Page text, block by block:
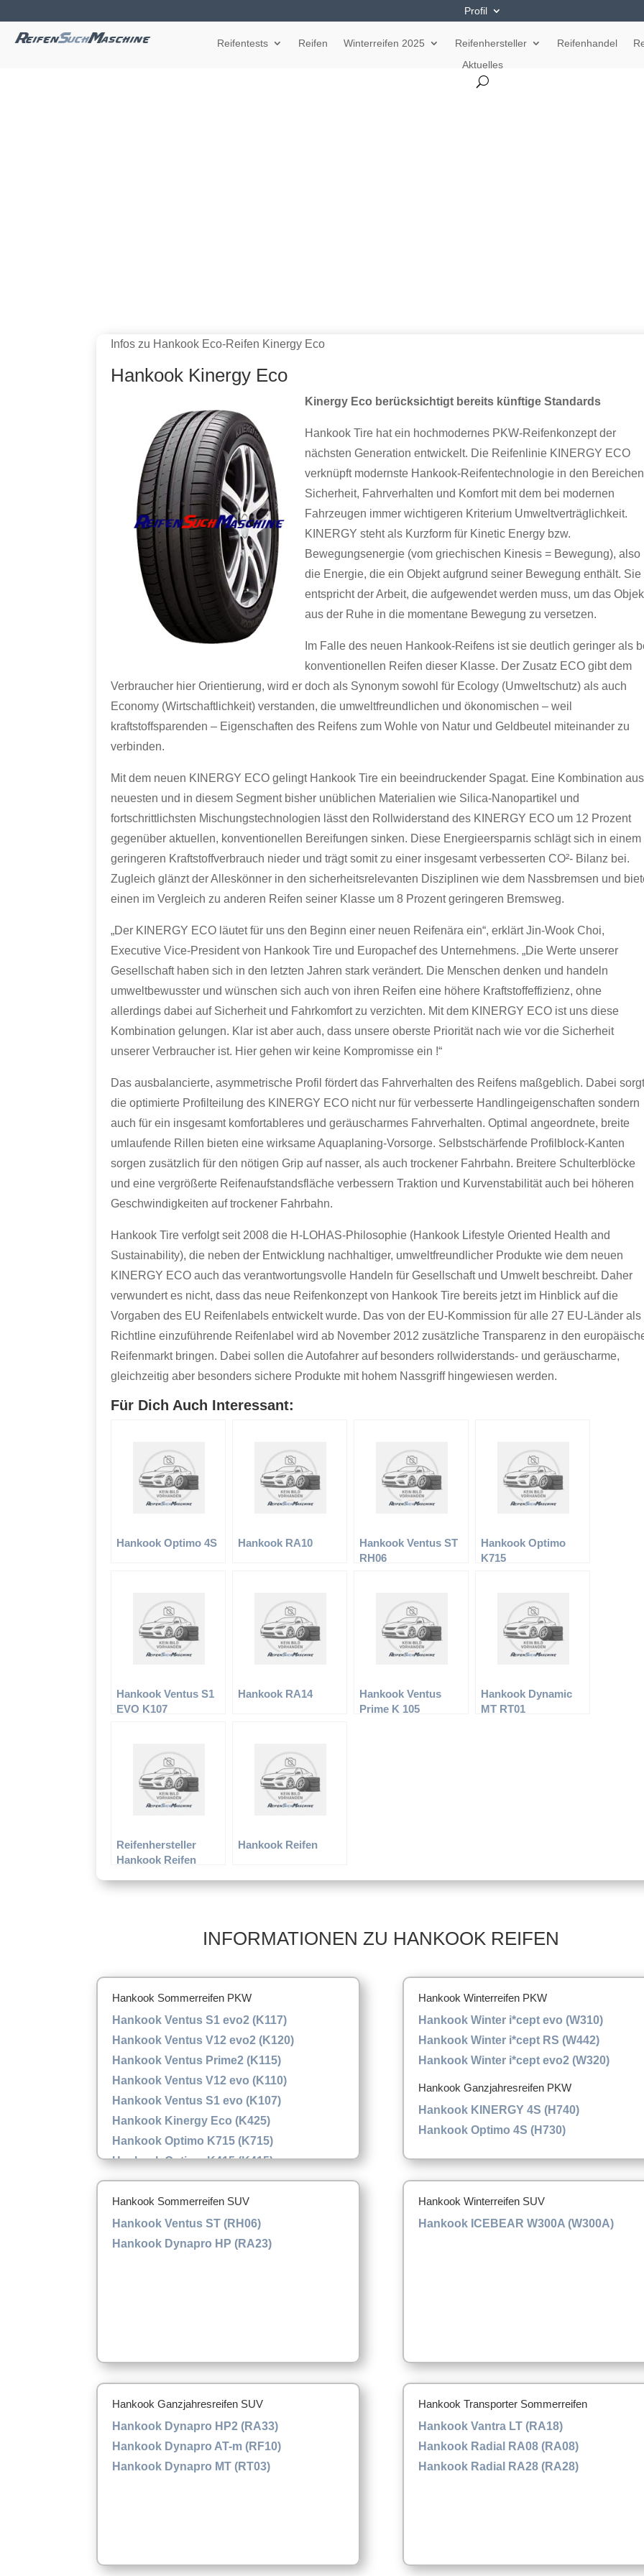
Profil
Reifentests Reifen Winterreifen 2025 Reifenhersteller Reifenhandel
Aktuelles
Infos zu Hankook Eco-Reifen Kinergy Eco
Hankook Kinergy Eco
Kinergy Eco berücksichtigt bereits künftige Standards
Hankook Tire hat ein hochmodernes PKW-Reifenkonzept der
nächsten Generation entwickelt. Die Reifenlinie KINERGY ECO
verknüpft modernste Hankook-Reifentechnologie in den Bereichen
Sicherheit, Fahrverhalten und Komfort mit dem bei modernen
Fahrzeugen immer wichtigeren Kriterium Umweltverträglichkeit.
KINERGY steht als Kurzform für Kinetic Energy bzw.
Bewegungsenergie (vom griechischen Kinesis = Bewegung), also
die Energie, die ein Objekt aufgrund seiner Bewegung enthält. Sie
entspricht der Arbeit, die aufgewendet werden muss, um das
aus der Ruhe in die momentane Bewegung zu versetzen.
Im Falle des neuen Hankook-Reifens ist sie deutlich geringer als
konventionellen Reifen dieser Klasse. Der Zusatz ECO gibt dem
Verbraucher hier Orientierung, wird er doch als Synonym sowohl für Ecology (Umweltschutz) als auch
Economy (Wirtschaftlichkeit) verstanden, die umweltfreundlichen und ökonomischen – weil
kraftstoffsparenden – Eigenschaften des Reifens zum Wohle von Natur und Geldbeutel miteinander zu
verbinden.
Mit dem neuen KINERGY ECO gelingt Hankook Tire ein beeindruckender Spagat. Eine Kombination aus
neuesten und in diesem Segment bisher unüblichen Materialien wie Silica-Nanopartikel und
fortschrittlichsten Mischungstechnologien lässt den Rollwiderstand des KINERGY ECO um 12 Prozent
gegenüber aktuellen, konventionellen Bereifungen sinken. Diese Energieersparnis schlägt sich in einem
geringeren Kraftstoffverbrauch nieder und trägt somit zu einer insgesamt verbesserten CO²- Bilanz bei.
Zugleich glänzt der Alleskönner in den sicherheitsrelevanten Disziplinen wie dem Nassbremsen und
einen im Vergleich zu anderen Reifen seiner Klasse um 8 Prozent geringeren Bremsweg.
„Der KINERGY ECO läutet für uns den Beginn einer neuen Reifenära ein“, erklärt Jin-Wook Choi,
Executive Vice-President von Hankook Tire und Europachef des Unternehmens. „Die Werte unserer
Gesellschaft haben sich in den letzten Jahren stark verändert. Die Menschen denken und handeln
umweltbewusster und wünschen sich auch von ihren Reifen eine höhere Kraftstoffeffizienz, ohne
allerdings dabei auf Sicherheit und Fahrkomfort zu verzichten. Mit dem KINERGY ECO ist uns diese
Kombination gelungen. Klar ist aber auch, dass unsere oberste Priorität nach wie vor die Sicherheit
unserer Verbraucher ist. Hier gehen wir keine Kompromisse ein !“
Das ausbalancierte, asymmetrische Profil fördert das Fahrverhalten des Reifens maßgeblich. Dabei
die optimierte Profilteilung des KINERGY ECO nicht nur für verbesserte Handlingeigenschaften sondern
auch für ein insgesamt komfortableres und geräuscharmes Fahrverhalten. Optimal angeordnete, breite
umlaufende Rillen bieten eine wirksame Aquaplaning-Vorsorge. Selbstschärfende Profilblock-Kanten
sorgen zusätzlich für den nötigen Grip auf nasser, als auch trockener Fahrbahn. Breitere Schulterblöcke
und eine vergrößerte Reifenaufstandsfläche verbessern Traktion und Kurvenstabilität auch bei höheren
Geschwindigkeiten auf trockener Fahrbahn.
Hankook Tire verfolgt seit 2008 die H-LOHAS-Philosophie (Hankook Lifestyle Oriented Health and
Sustainability), die neben der Entwicklung nachhaltiger, umweltfreundlicher Produkte wie dem neuen
KINERGY ECO auch das verantwortungsvolle Handeln für Gesellschaft und Umwelt beschreibt. Daher
verwundert es nicht, dass das neue Reifenkonzept von Hankook Tire bereits jetzt im Hinblick auf die
Vorgaben des EU Reifenlabels entwickelt wurde. Das von der EU-Kommission für alle 27 EU-Länder als
Richtline einzuführende Reifenlabel wird ab November 2012 zusätzliche Transparenz in den
Reifenmarkt bringen. Dabei sollen die Autofahrer auf besonders rollwiderstands- und geräuscharme,
gleichzeitig aber besonders sichere Produkte mit hohem Nassgriff hingewiesen werden.
Für Dich Auch Interessant:
Hankook Optimo 4S Hankook RA10
Hankook Ventus ST
RH06
Hankook Optimo
K715
Hankook Ventus S1
EVO K107
Hankook RA14
Hankook Ventus
Prime K 105
Hankook Dynamic
MT RT01
Reifenhersteller
Hankook Reifen
Hankook Reifen
INFORMATIONEN ZU HANKOOK REIFEN
Hankook Sommerreifen PKW
Hankook Ventus S1 evo2 (K117)
Hankook Ventus V12 evo2 (K120)
Hankook Ventus Prime2 (K115)
Hankook Ventus V12 evo (K110)
Hankook Ventus S1 evo (K107)
Hankook Kinergy Eco (K425)
Hankook Optimo K715 (K715)
Hankook Optimo K415 (K415)
Hankook Sommerreifen SUV
Hankook Ventus ST (RH06)
Hankook Dynapro HP (RA23)
Hankook Ganzjahresreifen SUV
Hankook Dynapro HP2 (RA33)
Hankook Dynapro AT-m (RF10)
Hankook Dynapro MT (RT03)
Hankook Winterreifen PKW
Hankook Winter i*cept evo (W310)
Hankook Winter i*cept RS (W442)
Hankook Winter i*cept evo2 (W320)
Hankook Ganzjahresreifen PKW
Hankook KINERGY 4S (H740)
Hankook Optimo 4S (H730)
Hankook Winterreifen SUV
Hankook ICEBEAR W300A (W300A)
Hankook Transporter Sommerreifen
Hankook Vantra LT (RA18)
Hankook Radial RA08 (RA08)
Hankook Radial RA28 (RA28)